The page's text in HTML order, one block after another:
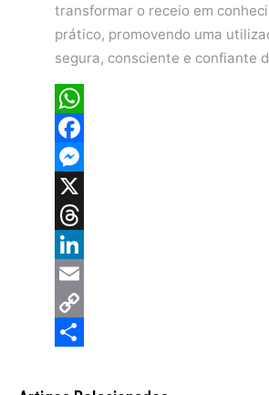
transformar o receio em
prático, promovendo uma
segura, consciente e confiante
WhatsApp
Facebook
Messenger
X
Threads
LinkedIn
Email
Copy